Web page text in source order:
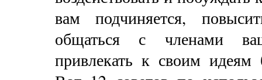
вам подчиняется,
общаться с членами
привлекать к своим